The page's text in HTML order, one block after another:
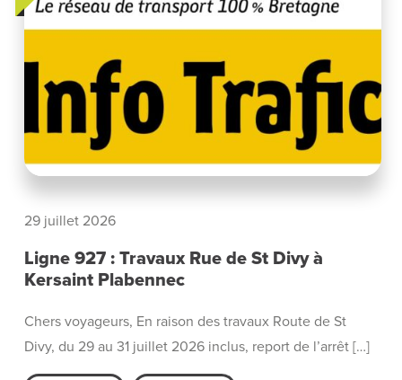
29 juillet 2026
Ligne 927 : Travaux Rue de St Divy à
Kersaint Plabennec
Chers voyageurs, En raison des travaux Route de St
Divy, du 29 au 31 juillet 2026 inclus, report de l’arrêt […]